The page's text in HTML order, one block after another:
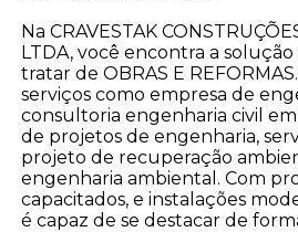
Na CRAVESTAK
LTDA, você encontra a
tratar de OBRAS E
serviços como empresa de
consultoria engenharia civil em
de projetos de engenharia,
projeto de recuperação
engenharia ambiental. Com
capacitados, e instalações
é capaz de se destacar de